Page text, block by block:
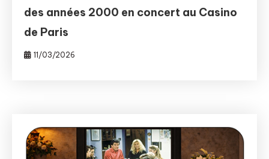
des années 2000 en concert au Casino
de Paris
11/03/2026